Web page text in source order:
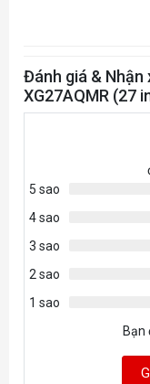
Độ bão hòa màu sắc
Bề mặt màn hình
Kích thước
Đánh giá & Nhận
XG27AQMR (27
5 sao
4 sao
3 sao
2 sao
1 sao
Bạn